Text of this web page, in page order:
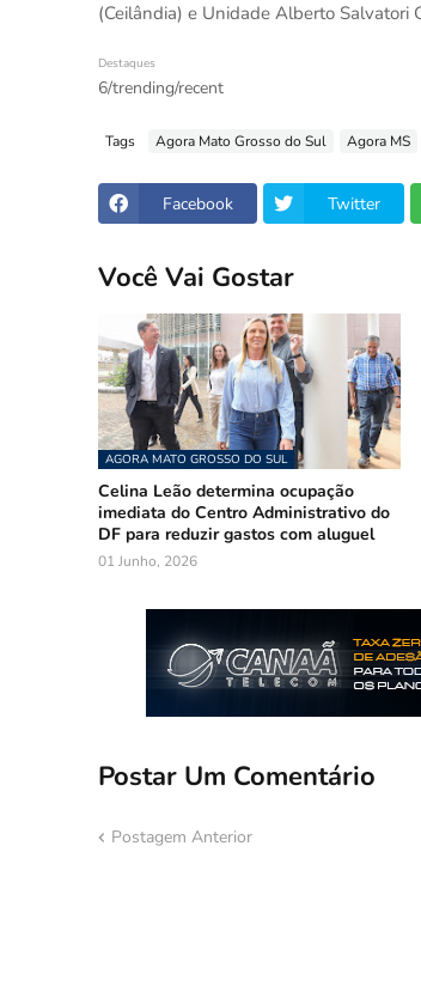
(Ceilândia) e Unidade Alberto Salvatori
Destaques
6/trending/recent
Tags Agora Mato Grosso do Sul Agora MS
Facebook Twitter
Você Vai Gostar
AGORA MATO GROSSO DO SUL
Celina Leão determina ocupação
imediata do Centro Administrativo do
DF para reduzir gastos com aluguel
01 Junho, 2026
Postar Um Comentário
Postagem Anterior